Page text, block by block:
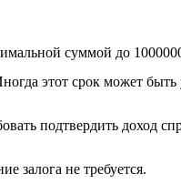
суммой до 1000000
этот срок может
подтвердить доход
залога не требуется.